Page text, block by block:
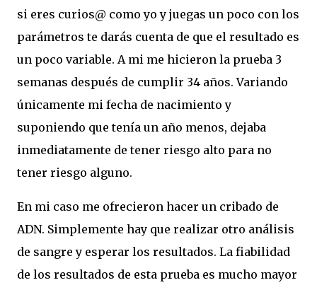
si eres curios@ como yo y juegas un poco con los
parámetros te darás cuenta de que el resultado es
un poco variable. A mi me hicieron la prueba 3
semanas después de cumplir 34 años. Variando
únicamente mi fecha de nacimiento y
suponiendo que tenía un año menos, dejaba
inmediatamente de tener riesgo alto para no
tener riesgo alguno.
En mi caso me ofrecieron hacer un cribado de
ADN. Simplemente hay que realizar otro análisis
de sangre y esperar los resultados. La fiabilidad
de los resultados de esta prueba es mucho mayor